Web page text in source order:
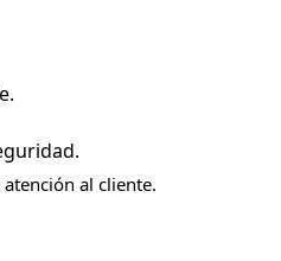
al cliente.